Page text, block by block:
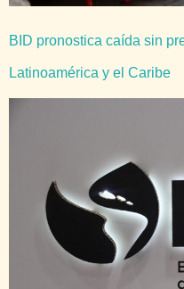
BID pronostica caída sin
Latinoamérica y el Caribe